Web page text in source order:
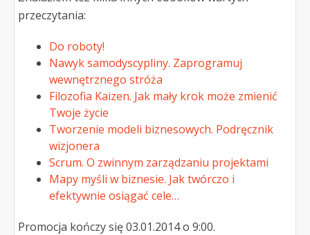
przeczytania:
Do roboty!
Nawyk samodyscypliny. Zaprogramuj
wewnętrznego stróża
Filozofia Kaizen. Jak mały krok może zmienić
Twoje życie
Tworzenie modeli biznesowych. Podręcznik
wizjonera
Scrum. O zwinnym zarządzaniu projektami
Mapy myśli w biznesie. Jak twórczo i
efektywnie osiągać cele…
Promocja kończy się 03.01.2014 o 9:00.